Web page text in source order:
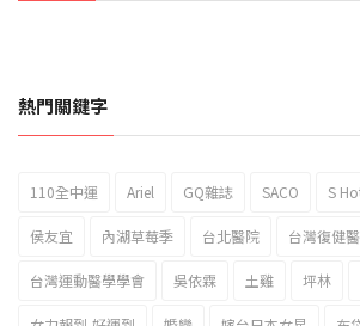
2023新北市北海岸國際風箏節「風在石
熱門關鍵字
110全中運 Ariel GQ雜誌 SACO S
侯友宜 內湖草莓季 台北醫院 台灣復健
台灣運動醫學學會 吳依霖 土雞 坪林